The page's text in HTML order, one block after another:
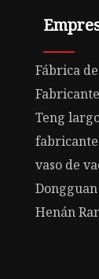
Fábrica
Teng
vaso de
Henán